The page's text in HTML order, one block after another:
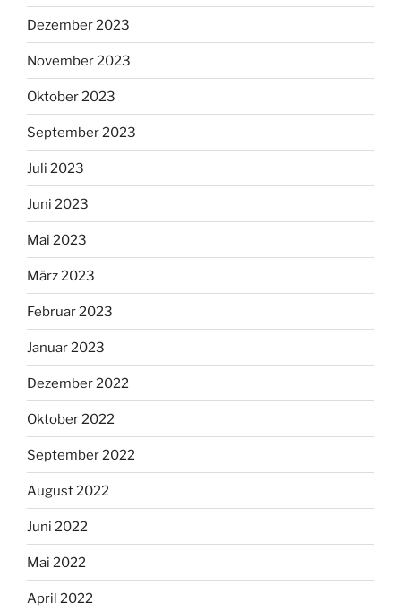
Dezember 2023
November 2023
Oktober 2023
September 2023
Juli 2023
Juni 2023
Mai 2023
März 2023
Februar 2023
Januar 2023
Dezember 2022
Oktober 2022
September 2022
August 2022
Juni 2022
Mai 2022
April 2022